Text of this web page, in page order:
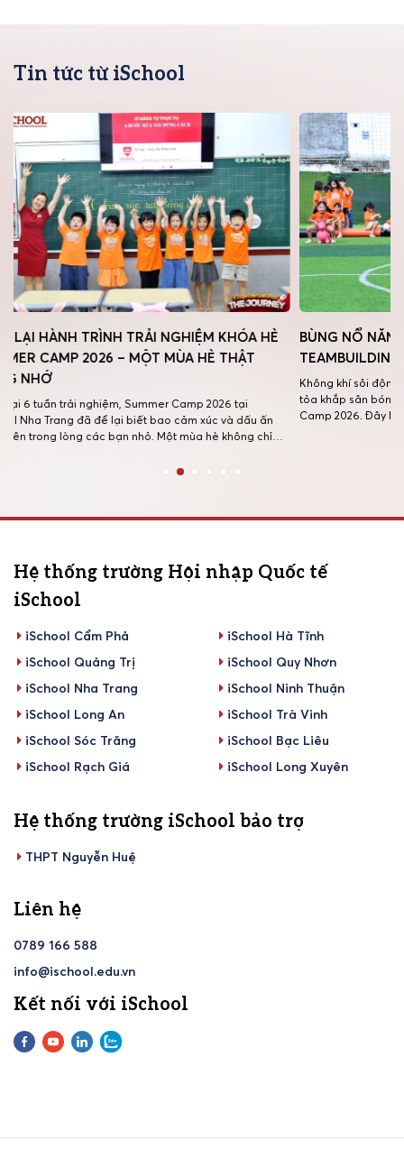
Tin tức từ iSchool
HÈ
ấn
chỉ
BÙNG NỔ NĂNG LƯỢNG CÙNG
TEAMBUILDING SUMMMER CAMP 2026
Không khí sôi động cùng những tiếng cười giòn giã đã lan
tỏa khắp sân bóng trong hoạt động Teambuilding Summer
Camp 2026. Đây không chỉ là dịp để các bạn nhỏ vui chơi
mà còn là cơ hội để rèn luyện tinh thần đồng đội, sự tự tin
Hệ thống trường Hội nhập Quốc tế
iSchool
iSchool Cẩm Phả
iSchool Hà Tĩnh
iSchool Quảng Trị
iSchool Quy Nhơn
iSchool Nha Trang
iSchool Ninh Thuận
iSchool Long An
iSchool Trà Vinh
iSchool Sóc Trăng
iSchool Bạc Liêu
iSchool Rạch Giá
iSchool Long Xuyên
Hệ thống trường iSchool bảo trợ
THPT Nguyễn Huệ
Liên hệ
0789 166 588
info@ischool.edu.vn
Kết nối với iSchool